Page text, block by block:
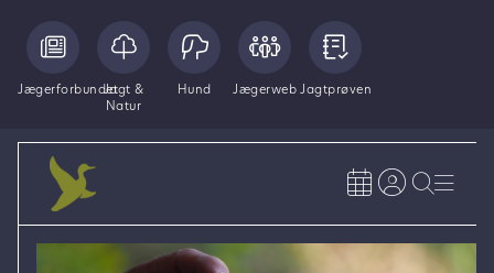
JægerforbundetJagt &
Natur
Hund Jægerweb Jagtprøven